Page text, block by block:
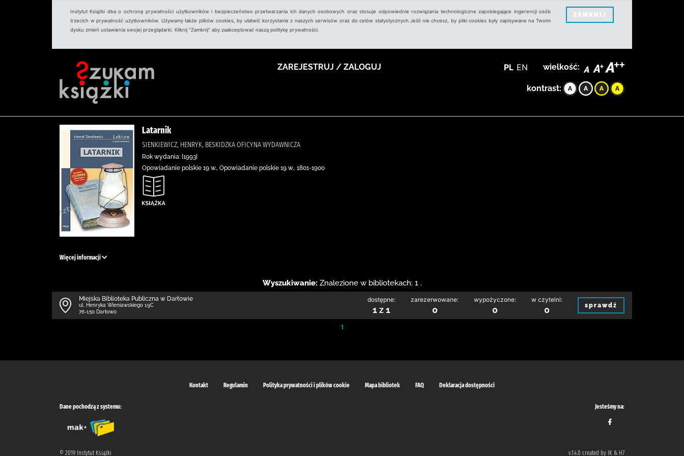
Instytut Książki dba o ochronę prywatności użytkowników i bezpieczeństwo przetwarzania ich danych osobowych oraz stosuje odpowiednie rozwiązania technologiczne zapobiegające ingerencji osób
trzecich w prywatność użytkowników. Używamy także plików cookies, by ułatwić korzystanie z naszych serwisów oraz do celów statystycznych.Jeśli nie chcesz, by pliki cookies były zapisywane na Twoim
dysku zmień ustawienia swojej przeglądarki. Kliknij "Zamknij" aby zaakceptować naszą politykę prywatności.
ZAMKNIJ
ZAREJESTRUJ / ZALOGUJ PL EN wielkość:
kontrast:
Latarnik
SIENKIEWICZ, HENRYK, BESKIDZKA OFICYNA WYDAWNICZA
Rok wydania: [1993]
Opowiadanie polskie 19 w., Opowiadanie polskie 19 w., 1801-1900
Więcej informacji
Wyszukiwanie: Znalezione w bibliotekach: 1 .
Miejska Biblioteka Publiczna w Darłowie
ul. Henryka Wieniawskiego 19C
76-150 Darłowo
dostępne:
1 z 1
zarezerwowane:
0
wypożyczone:
0
w czytelni:
0 sprawdź
1
Kontakt Regulamin Polityka prywatności i plików cookie Mapa bibliotek FAQ Deklaracja dostępności
Dane pochodzą z systemu: Jesteśmy na:
© 2019 Instytut Książki v.1.4.0 created by IK & H7